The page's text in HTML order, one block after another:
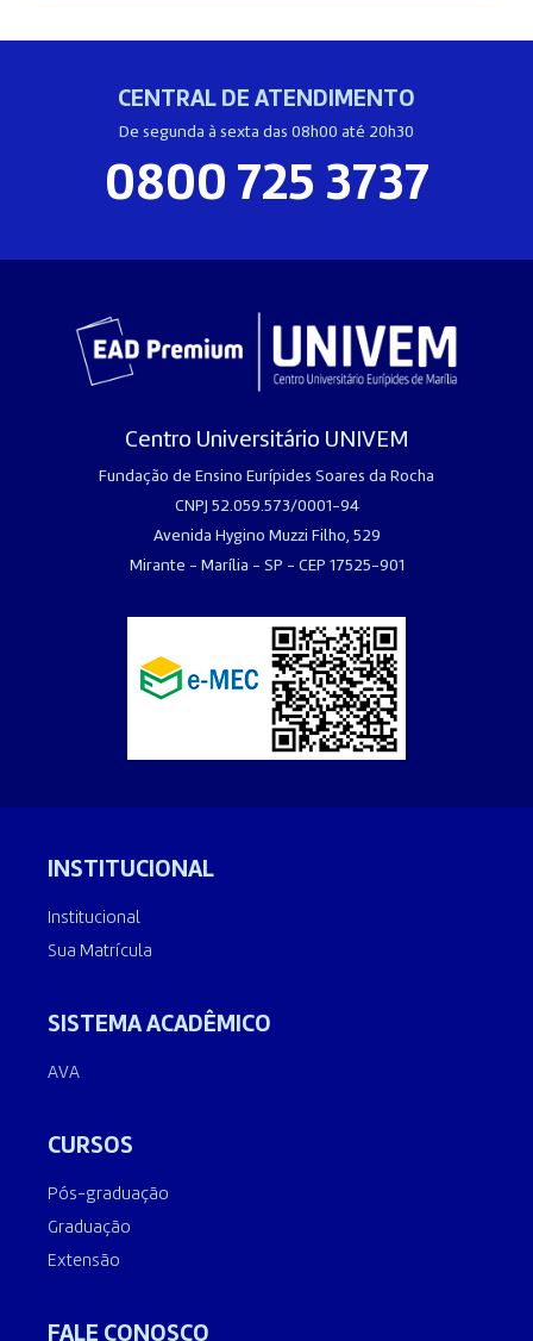
CENTRAL DE ATENDIMENTO
De segunda à sexta das 08h00 até 20h30
0800 725 3737
Centro Universitário UNIVEM
Fundação de Ensino Eurípides Soares da Rocha
CNPJ 52.059.573/0001-94
Avenida Hygino Muzzi Filho, 529
Mirante - Marília - SP - CEP 17525-901
INSTITUCIONAL
Institucional
Sua Matrícula
SISTEMA ACADÊMICO
AVA
CURSOS
Pós-graduação
Graduação
Extensão
FALE CONOSCO